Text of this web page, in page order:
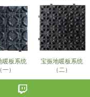
暖板系统
（一）
宝振地暖板系统
（二）